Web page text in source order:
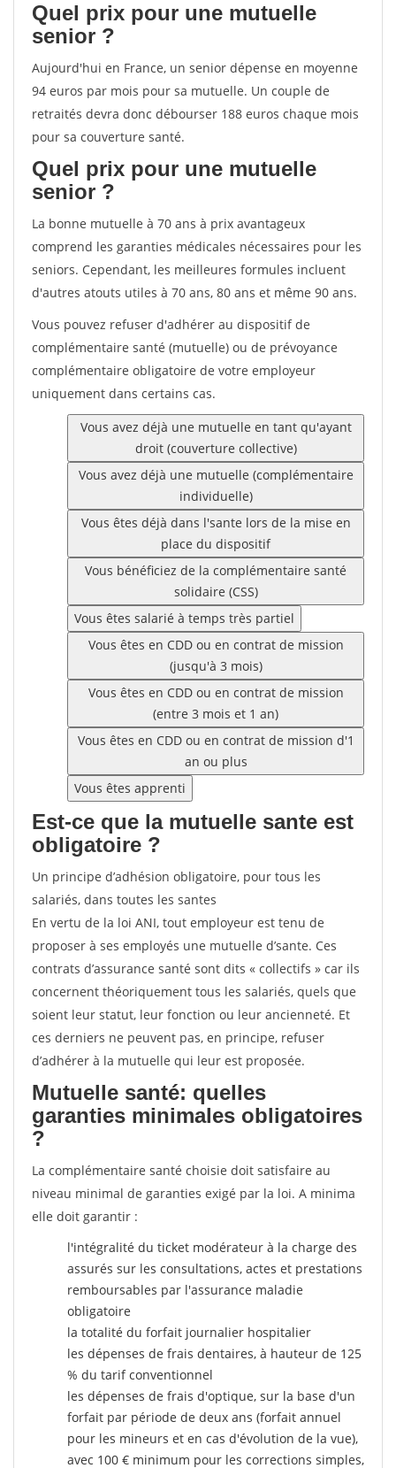
Quel prix pour une mutuelle
senior ?
Aujourd'hui en France, un senior dépense en moyenne
94 euros par mois pour sa mutuelle. Un couple de
retraités devra donc débourser 188 euros chaque mois
pour sa couverture santé.
Quel prix pour une mutuelle
senior ?
La bonne mutuelle à 70 ans à prix avantageux
comprend les garanties médicales nécessaires pour les
seniors. Cependant, les meilleures formules incluent
d'autres atouts utiles à 70 ans, 80 ans et même 90 ans.
Vous pouvez refuser d'adhérer au dispositif de
complémentaire santé (mutuelle) ou de prévoyance
complémentaire obligatoire de votre employeur
uniquement dans certains cas.
Vous avez déjà une mutuelle en tant qu'ayant
droit (couverture collective)
Vous avez déjà une mutuelle (complémentaire
individuelle)
Vous êtes déjà dans l'sante lors de la mise en
place du dispositif
Vous bénéficiez de la complémentaire santé
solidaire (CSS)
Vous êtes salarié à temps très partiel
Vous êtes en CDD ou en contrat de mission
(jusqu'à 3 mois)
Vous êtes en CDD ou en contrat de mission
(entre 3 mois et 1 an)
Vous êtes en CDD ou en contrat de mission d'1
an ou plus
Vous êtes apprenti
Est-ce que la mutuelle sante est
obligatoire ?
Un principe d’adhésion obligatoire, pour tous les
salariés, dans toutes les santes
En vertu de la loi ANI, tout employeur est tenu de
proposer à ses employés une mutuelle d’sante. Ces
contrats d’assurance santé sont dits « collectifs » car ils
concernent théoriquement tous les salariés, quels que
soient leur statut, leur fonction ou leur ancienneté. Et
ces derniers ne peuvent pas, en principe, refuser
d’adhérer à la mutuelle qui leur est proposée.
Mutuelle santé: quelles
garanties minimales obligatoires
?
La complémentaire santé choisie doit satisfaire au
niveau minimal de garanties exigé par la loi. A minima
elle doit garantir :
l'intégralité du ticket modérateur à la charge des
assurés sur les consultations, actes et prestations
remboursables par l'assurance maladie
obligatoire
la totalité du forfait journalier hospitalier
les dépenses de frais dentaires, à hauteur de 125
% du tarif conventionnel
les dépenses de frais d'optique, sur la base d'un
forfait par période de deux ans (forfait annuel
pour les mineurs et en cas d'évolution de la vue),
avec 100 € minimum pour les corrections simples,